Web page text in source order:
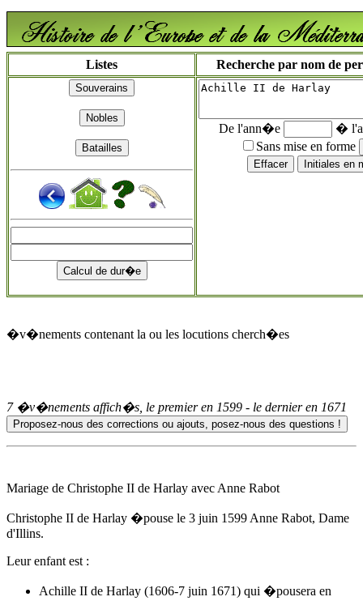
Listes Recherche par nom de
De l'ann�e
�
Sans mise en forme
�v�nements contenant la ou les locutions cherch�es
7 �v�nements affich�s, le premier en 1599 - le dernier en 1671
Mariage de Christophe II de Harlay avec Anne Rabot
Christophe II de Harlay �pouse le 3 juin 1599 Anne Rabot, Dame
d'Illins.
Leur enfant est :
Achille II de Harlay (1606-7 juin 1671) qui �pousera en